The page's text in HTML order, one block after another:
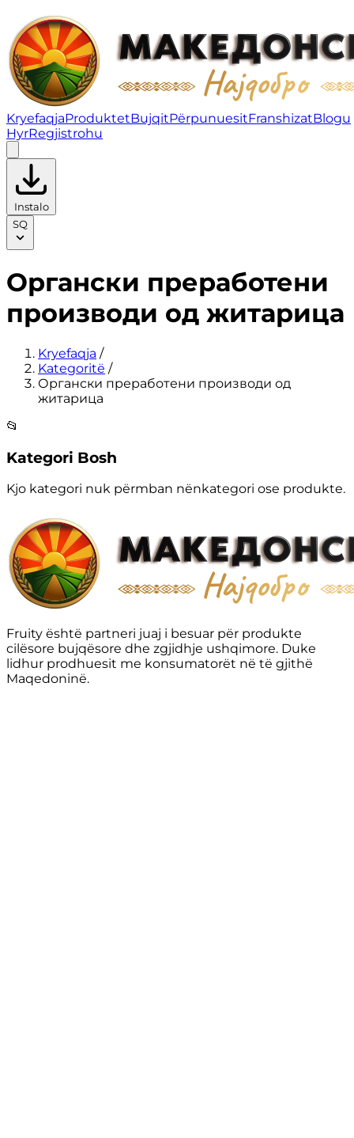
Органски преработени производи од житарица |
KryefaqjaProduktetBujqitPërpunuesitFranshizatBlogu
HyrRegjistrohu
Instalo
SQ
Органски преработени
производи од житарица
Kryefaqja /
Kategoritë /
Органски преработени производи од
житарица
📂
Kategori Bosh
Kjo kategori nuk përmban nënkategori ose produkte.
Fruity është partneri juaj i besuar për produkte
cilësore bujqësore dhe zgjidhje ushqimore. Duke
lidhur prodhuesit me konsumatorët në të gjithë
Maqedoninë.